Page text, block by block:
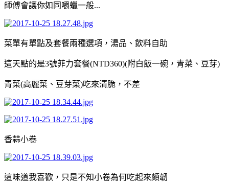
師傅會讓你如同嚼蠟一般...
菜單有單點及套餐兩種選項，湯品、飲料自助
這天點的是3號菲力套餐(NTD360)(附白飯一碗，青菜、豆芽)
青菜(高麗菜、豆芽菜)吃來清脆，不差
香蒜小卷
這味道我喜歡，只是不知小卷為何吃起來頗韌